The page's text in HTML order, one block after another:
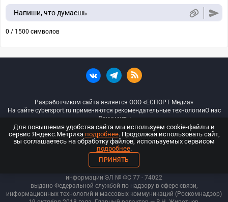
Напиши, что думаешь
0 / 1500 символов
Разработчиком сайта является ООО «ЕСПОРТ Медиа»
На сайте cybersport.ru применяются рекомендательные технологииО нас
Документы
© ООО «Киберспорт.ру» — Все права защищены
18+
ООО «Киберспорт.ру». Свидетельство о регистрации средств массовой
информации ЭЛ № ФС 77 - 74022
выдано Федеральной службой по надзору в сфере связи,
информационных технологий и массовых коммуникаций (Роскомнадзор)
Для повышения удобства сайта мы используем cookie-файлы и
сервис Яндекс.Метрика подробнее. Продолжая использовать сайт,
вы соглашаетесь на обработку файлов, используемых сервисом
подробнее.
ПРИНЯТЬ